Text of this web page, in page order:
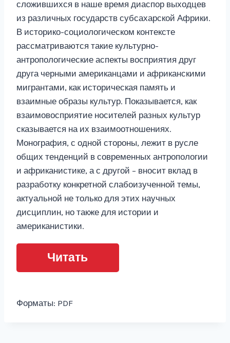
сложившихся в наше время диаспор выходцев
из различных государств субсахарской Африки.
В историко-социологическом контексте
рассматриваются такие культурно-
антропологические аспекты восприятия друг
друга черными американцами и африканскими
мигрантами, как историческая память и
взаимные образы культур. Показывается, как
взаимовосприятие носителей разных культур
сказывается на их взаимоотношениях.
Монография, с одной стороны, лежит в русле
общих тенденций в современных антропологии
и африканистике, а с другой – вносит вклад в
разработку конкретной слабоизученной темы,
актуальной не только для этих научных
дисциплин, но также для истории и
американистики.
Читать
Форматы: PDF